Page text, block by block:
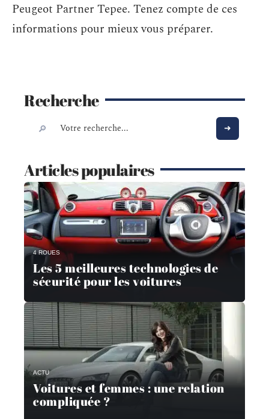
Peugeot Partner Tepee. Tenez compte de ces
informations pour mieux vous préparer.
Recherche
Articles populaires
4 ROUES
Les 5 meilleures technologies de
sécurité pour les voitures
ACTU
Voitures et femmes : une relation
compliquée ?